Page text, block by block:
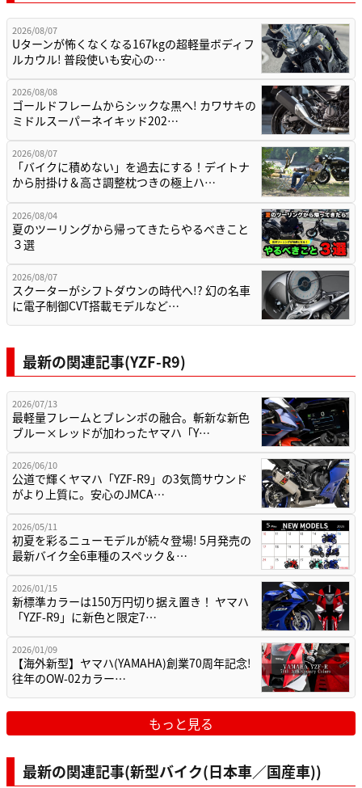
2026/08/07
Uターンが怖くなくなる167kgの超軽量ボディフ
ルカウル! 普段使いも安心の…
2026/08/08
ゴールドフレームからシックな黒へ! カワサキの
ミドルスーパーネイキッド202…
2026/08/07
「バイクに積めない」を過去にする！デイトナ
から肘掛け＆高さ調整枕つきの極上ハ…
2026/08/04
夏のツーリングから帰ってきたらやるべきこと
３選
2026/08/07
スクーターがシフトダウンの時代へ!? 幻の名車
に電子制御CVT搭載モデルなど…
最新の関連記事(YZF-R9)
2026/07/13
最軽量フレームとブレンボの融合。斬新な新色
ブルー×レッドが加わったヤマハ「Y…
2026/06/10
公道で輝くヤマハ「YZF-R9」の3気筒サウンド
がより上質に。安心のJMCA…
2026/05/11
初夏を彩るニューモデルが続々登場! 5月発売の
最新バイク全6車種のスペック＆…
2026/01/15
新標準カラーは150万円切り据え置き！ ヤマハ
「YZF-R9」に新色と限定7…
2026/01/09
【海外新型】ヤマハ(YAMAHA)創業70周年記念!
往年のOW-02カラー…
もっと見る
最新の関連記事(新型バイク(日本車／国産車))